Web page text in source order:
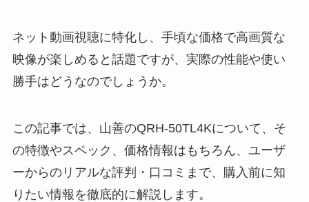
ネット動画視聴に特化し、手頃な価格で高画質な
映像が楽しめると話題ですが、実際の性能や使い
勝手はどうなのでしょうか。
この記事では、山善のQRH-50TL4Kについて、そ
の特徴やスペック、価格情報はもちろん、ユーザ
ーからのリアルな評判・口コミまで、購入前に知
りたい情報を徹底的に解説します。